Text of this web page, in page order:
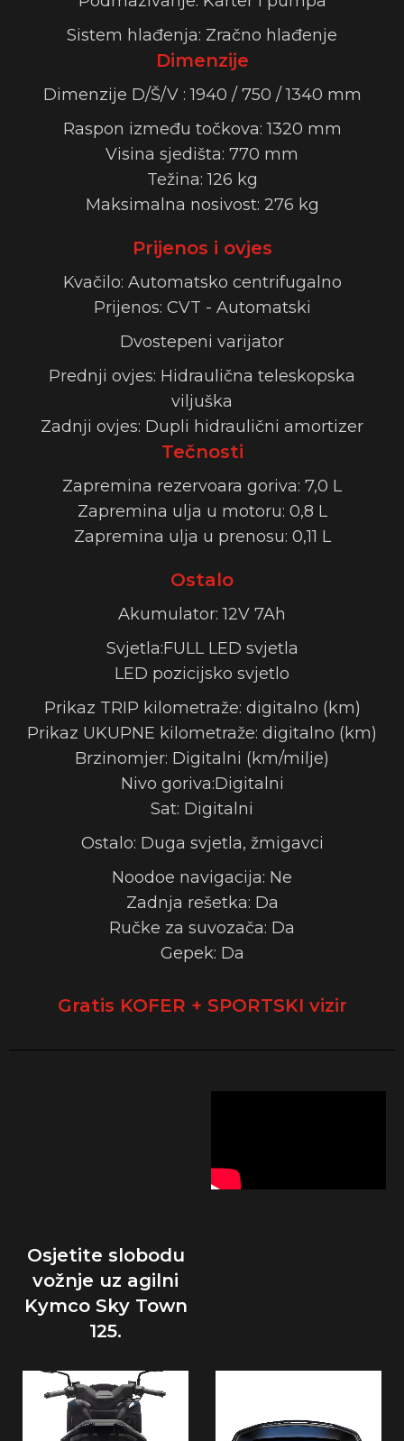
Sistem hlađenja: Zračno hlađenje
Dimenzije
Dimenzije D/Š/V : 1940 / 750 / 1340 mm
Raspon između točkova: 1320 mm
Visina sjedišta: 770 mm
Težina: 126 kg
Maksimalna nosivost: 276 kg
Prijenos i ovjes
Kvačilo: Automatsko centrifugalno
Prijenos: CVT - Automatski
Dvostepeni varijator
Prednji ovjes: Hidraulična teleskopska
viljuška
Zadnji ovjes: Dupli hidraulični amortizer
Tečnosti
Zapremina rezervoara goriva: 7,0 L
Zapremina ulja u motoru: 0,8 L
Zapremina ulja u prenosu: 0,11 L
Ostalo
Akumulator: 12V 7Ah
Svjetla:FULL LED svjetla
LED pozicijsko svjetlo
Prikaz TRIP kilometraže: digitalno (km)
Prikaz UKUPNE kilometraže: digitalno (km)
Brzinomjer: Digitalni (km/milje)
Nivo goriva:Digitalni
Sat: Digitalni
Ostalo: Duga svjetla, žmigavci
Noodoe navigacija: Ne
Zadnja rešetka: Da
Ručke za suvozača: Da
Gepek: Da
Gratis KOFER + SPORTSKI vizir
Osjetite slobodu
vožnje uz agilni
Kymco Sky Town
125.